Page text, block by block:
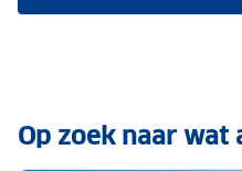
Op zoek naar wat